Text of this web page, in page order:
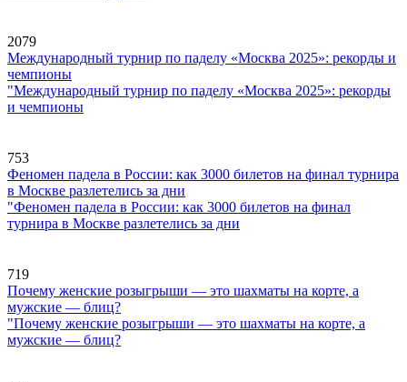
2079
Международный турнир по паделу «Москва 2025»: рекорды и
чемпионы
"Международный турнир по паделу «Москва 2025»: рекорды
и чемпионы
753
Феномен падела в России: как 3000 билетов на финал турнира
в Москве разлетелись за дни
"Феномен падела в России: как 3000 билетов на финал
турнира в Москве разлетелись за дни
719
Почему женские розыгрыши — это шахматы на корте, а
мужские — блиц?
"Почему женские розыгрыши — это шахматы на корте, а
мужские — блиц?